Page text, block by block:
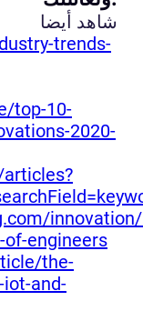
شاهد أيضا
trends-
top-10-
2020-
engineers
the-
and-